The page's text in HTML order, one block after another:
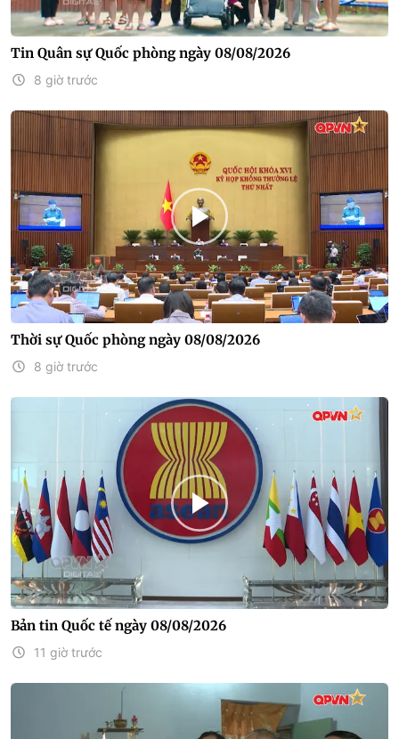
Tin Quân sự Quốc phòng ngày 08/08/2026
8 giờ trước
Thời sự Quốc phòng ngày 08/08/2026
8 giờ trước
Bản tin Quốc tế ngày 08/08/2026
11 giờ trước